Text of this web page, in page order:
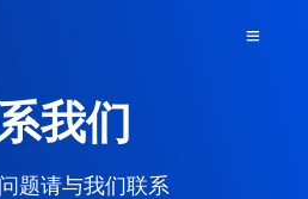
我们
题请与我们联系